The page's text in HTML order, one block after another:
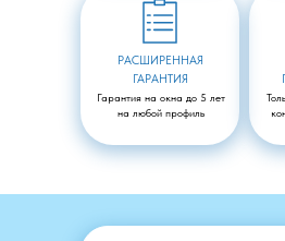
РАСШИРЕННАЯ
ГАРАНТИЯ
Гарантия на окна до 5 лет
на любой профиль